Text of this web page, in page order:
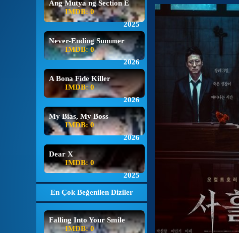
Ang Mutya ng Section E
IMDB: 0
2025
Never-Ending Summer
IMDB: 0
2026
A Bona Fide Killer
IMDB: 0
2026
My Bias, My Boss
IMDB: 0
2026
Dear X
IMDB: 0
2025
En Çok Beğenilen Diziler
Falling Into Your Smile
IMDB: 0